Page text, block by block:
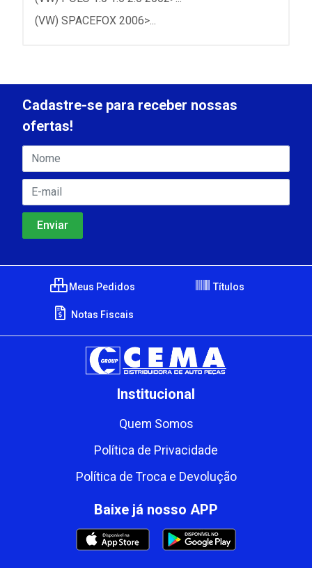
(VW) SPACEFOX 2006>...
Cadastre-se para receber nossas
ofertas!
Meus Pedidos Títulos
Notas Fiscais
Institucional
Quem Somos
Política de Privacidade
Política de Troca e Devolução
Baixe já nosso APP